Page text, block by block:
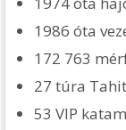
1986 óta
172 763
27 túra
53 VIP